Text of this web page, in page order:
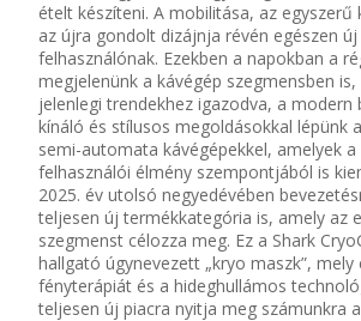
ételt készíteni. A mobilitása, az egyszerű
azújra gondolt dizájnja révén egészen
felhasználónak. Ezekben a napokban a
megjelenünk akávégép szegmensben is,
jelenlegi trendekhez igazodva, amodern
kínáló és stílusos megoldásokkal lépünk
semi-automatakávégépekkel, amelyek
felhasználói élmény szempontjából is
2025. év utolsó negyedévében
teljesen új termékkategória is, amely az
szegmenst célozza meg. Ez a Shark
hallgató úgynevezett „kryo maszk”, mely
fényterápiát és a hideghullámos
teljesen új piacra nyitja meg számunkra